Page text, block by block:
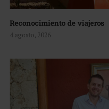
Reconocimiento de viajeros
4 agosto, 2026